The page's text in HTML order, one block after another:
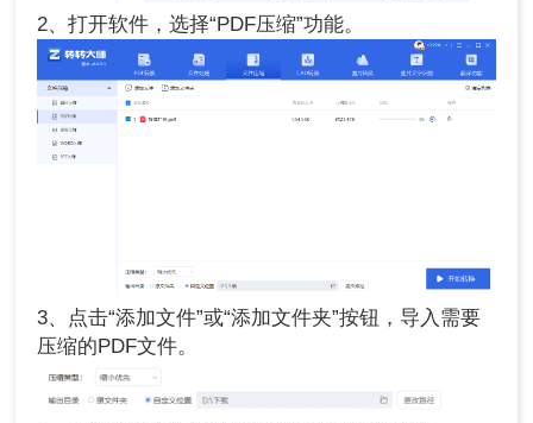
2、打开软件，选择“PDF压缩”功能。
3、点击“添加文件”或“添加文件夹”按钮，导入需要
压缩的PDF文件。